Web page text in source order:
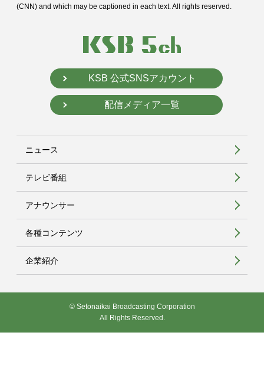
(CNN) and which may be captioned in each text. All rights reserved.
KSB 公式SNSアカウント
配信メディア一覧
ニュース
テレビ番組
アナウンサー
各種コンテンツ
企業紹介
© Setonaikai Broadcasting Corporation
All Rights Reserved.